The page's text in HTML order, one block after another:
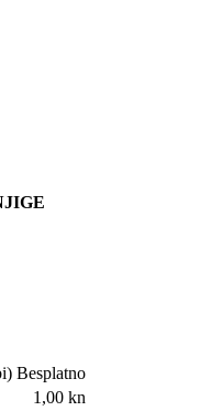
Besplatno
1,00 kn